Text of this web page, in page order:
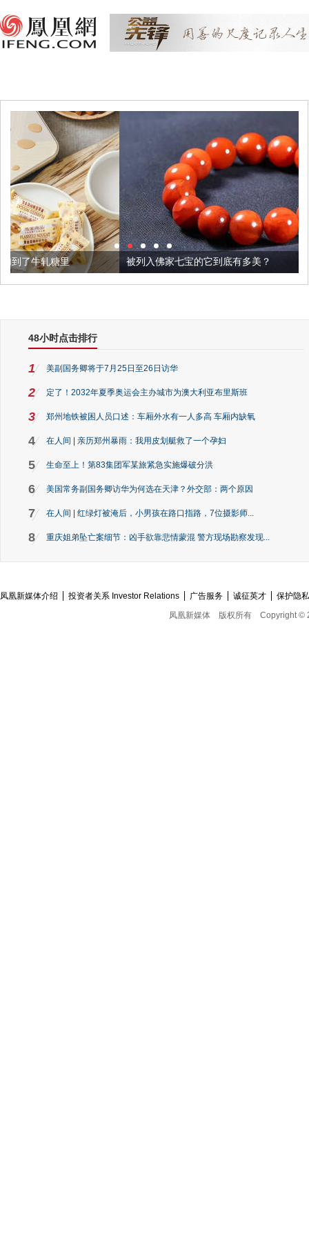
被列入佛家七宝的它到底有多美？
48小时点击排行
1 美副国务卿将于7月25日至26日访华
2 定了！2032年夏季奥运会主办城市为澳大利亚布里斯班
3 郑州地铁被困人员口述：车厢外水有一人多高 车厢内缺氧
4 在人间 | 亲历郑州暴雨：我用皮划艇救了一个孕妇
5 生命至上！第83集团军某旅紧急实施爆破分洪
6 美国常务副国务卿访华为何选在天津？外交部：两个原因
7 在人间 | 红绿灯被淹后，小男孩在路口指路，7位摄影师...
8 重庆姐弟坠亡案细节：凶手欲靠悲情蒙混 警方现场勘察发现...
凤凰新媒体介绍 投资者关系 Investor Relations 广告服务 诚征英才
保护隐
凤凰新媒体
版权所有 Copyright ©